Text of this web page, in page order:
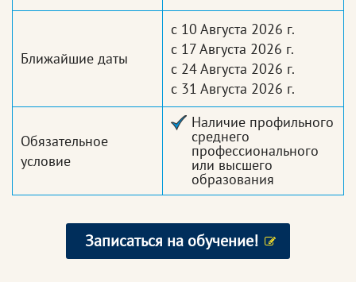
Ближайшие даты
с 10 Августа 2026 г.
с 17 Августа 2026 г.
с 24 Августа 2026 г.
с 31 Августа 2026 г.
Обязательное
условие
Наличие профильного
среднего
профессионального
или высшего
образования
Записаться на обучение!